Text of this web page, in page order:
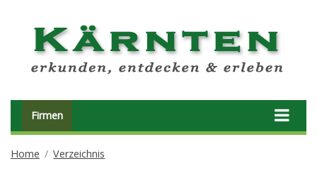
Firmen
Home Verzeichnis